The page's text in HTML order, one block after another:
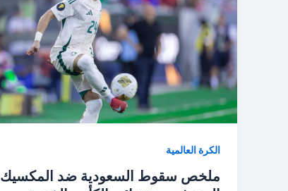
الكرة العالمية
ملخص سقوط السعودية ضد المكسيك